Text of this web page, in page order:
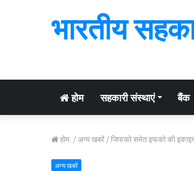
भारतीय
होम सहकारी संस्थाएं बैंक
होम /अन्य खबरें /जिफको समेत इफको की
अन्य खबरें